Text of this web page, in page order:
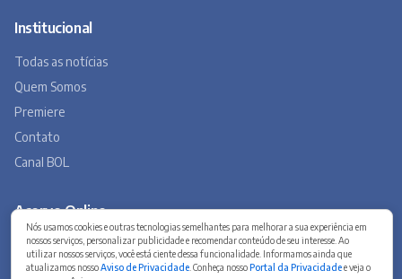
Nós usamos cookies e outras tecnologias semelhantes para melhorar a sua experiência em
nossos serviços, personalizar publicidade e recomendar conteúdo de seu interesse. Ao
utilizar nossos serviços, você está ciente dessa funcionalidade. Informamos ainda que
atualizamos nossoAviso de Privacidade . Conheça nossoPortal da Privacidadee veja o
Institucional
Todas as notícias
Quem Somos
Premiere
Contato
Canal BOL
Acervo Online
Barbacena, um lugar a Beira do Caminho
A história de Barbacena em fotos antigas